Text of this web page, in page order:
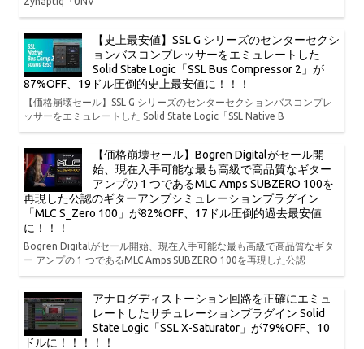
【史上最安値】SSL G シリーズのセンターセクシ
ョンバスコンプレッサーをエミュレートした
Solid State Logic「SSL Bus Compressor 2」が
87%OFF、19ドル圧倒的史上最安値に！！！
【価格崩壊セール】SSL G シリーズのセンターセクションバスコンプレ
ッサーをエミュレートした Solid State Logic「SSL Native B
【価格崩壊セール】Bogren Digitalがセール開
始、現在入手可能な最も高級で高品質なギター
アンプの 1 つであるMLC Amps SUBZERO 100を
再現した公認のギターアンプシミュレーションプラグイン
「MLC S_Zero 100」が82%OFF、17ドル圧倒的過去最安値
に！！！
Bogren Digitalがセール開始、現在入手可能な最も高級で高品質なギタ
ー アンプの 1 つであるMLC Amps SUBZERO 100を再現した公認
アナログディストーション回路を正確にエミュ
レートしたサチュレーションプラグイン Solid
State Logic「SSL X-Saturator」が79%OFF、10
ドルに！！！！！